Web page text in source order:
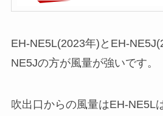
EH-NE5L(2023年)とEH-
NE5Jの方が風量が強いです。
吹出口からの風量はEH-NE5L